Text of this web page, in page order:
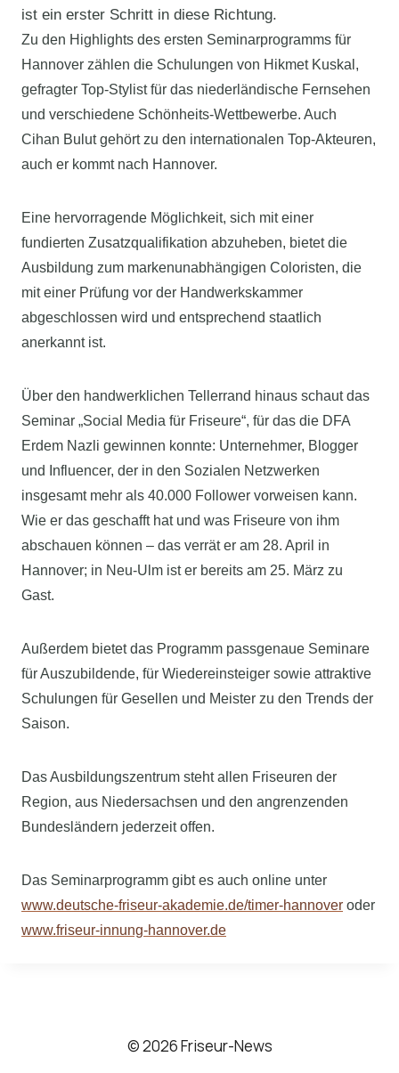
ist ein erster Schritt in diese Richtung.
Zu den Highlights des ersten Seminarprogramms für
Hannover zählen die Schulungen von Hikmet Kuskal,
gefragter Top-Stylist für das niederländische Fernsehen
und verschiedene Schönheits-Wettbewerbe. Auch
Cihan Bulut gehört zu den internationalen Top-Akteuren,
auch er kommt nach Hannover.
Eine hervorragende Möglichkeit, sich mit einer
fundierten Zusatzqualifikation abzuheben, bietet die
Ausbildung zum markenunabhängigen Coloristen, die
mit einer Prüfung vor der Handwerkskammer
abgeschlossen wird und entsprechend staatlich
anerkannt ist.
Über den handwerklichen Tellerrand hinaus schaut das
Seminar „Social Media für Friseure“, für das die DFA
Erdem Nazli gewinnen konnte: Unternehmer, Blogger
und Influencer, der in den Sozialen Netzwerken
insgesamt mehr als 40.000 Follower vorweisen kann.
Wie er das geschafft hat und was Friseure von ihm
abschauen können – das verrät er am 28. April in
Hannover; in Neu-Ulm ist er bereits am 25. März zu
Gast.
Außerdem bietet das Programm passgenaue Seminare
für Auszubildende, für Wiedereinsteiger sowie attraktive
Schulungen für Gesellen und Meister zu den Trends der
Saison.
Das Ausbildungszentrum steht allen Friseuren der
Region, aus Niedersachsen und den angrenzenden
Bundesländern jederzeit offen.
Das Seminarprogramm gibt es auch online unter
www.deutsche-friseur-akademie.de/timer-hannover oder
www.friseur-innung-hannover.de
© 2026 Friseur-News